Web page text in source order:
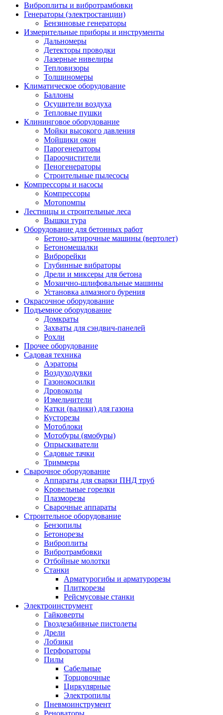
Виброплиты и вибротрамбовки
Генераторы (электростанции)
Бензиновые генераторы
Измерительные приборы и инструменты
Дальномеры
Детекторы проводки
Лазерные нивелиры
Тепловизоры
Толщиномеры
Климатическое оборудование
Баллоны
Осушители воздуха
Тепловые пушки
Клининговое оборудование
Мойки высокого давления
Мойщики окон
Парогенераторы
Пароочистители
Пеногенераторы
Строительные пылесосы
Компрессоры и насосы
Компрессоры
Мотопомпы
Лестницы и строительные леса
Вышки тура
Оборудование для бетонных работ
Бетоно-затирочные машины (вертолет)
Бетономешалки
Виброрейки
Глубинные вибраторы
Дрели и миксеры для бетона
Мозаично-шлифовальные машины
Установка алмазного бурения
Окрасочное оборудование
Подъемное оборудование
Домкраты
Захваты для сэндвич-панелей
Рохли
Прочее оборудование
Садовая техника
Аэраторы
Воздуходувки
Газонокосилки
Дровоколы
Измельчители
Катки (валики) для газона
Кусторезы
Мотоблоки
Мотобуры (ямобуры)
Опрыскиватели
Садовые тачки
Триммеры
Сварочное оборудование
Аппараты для сварки ПНД труб
Кровельные горелки
Плазморезы
Сварочные аппараты
Строительное оборудование
Бензопилы
Бетонорезы
Виброплиты
Вибротрамбовки
Отбойные молотки
Станки
Арматурогибы и арматурорезы
Плиткорезы
Рейсмусовые станки
Электроинструмент
Гайковерты
Гвоздезабивные пистолеты
Дрели
Лобзики
Перфораторы
Пилы
Сабельные
Торцовочные
Циркулярные
Электропилы
Пневмоинструмент
Реноваторы